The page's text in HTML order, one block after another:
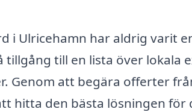
i Ulricehamn har aldrig varit
till en lista över lokala
Genom att begära offerter
hitta den bästa lösningen för